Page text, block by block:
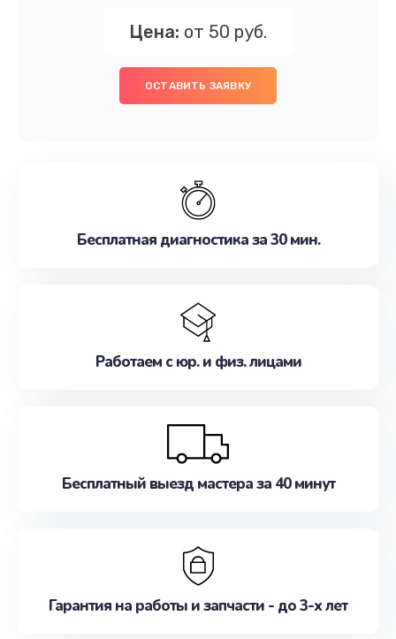
Цена: от 50 руб.
ОСТАВИТЬ ЗАЯВКУ
Бесплатная диагностика за 30 мин.
Работаем с юр. и физ. лицами
Бесплатный выезд мастера за 40 минут
Гарантия на работы и запчасти - до 3-х лет